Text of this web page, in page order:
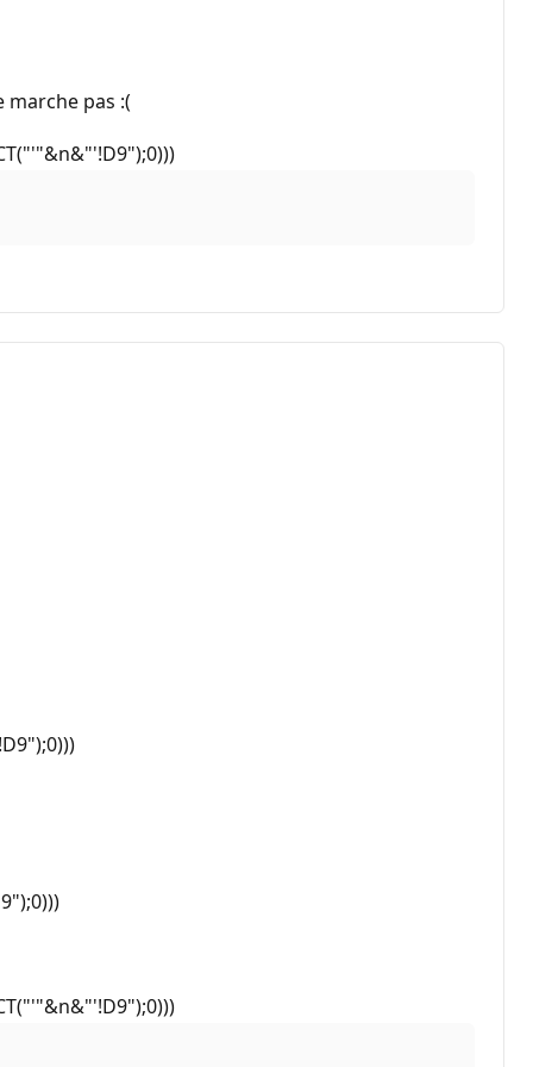
marche pas :(